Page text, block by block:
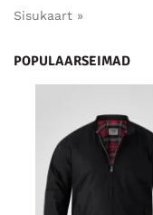
Sisukaart »
POPULAARSEIMAD